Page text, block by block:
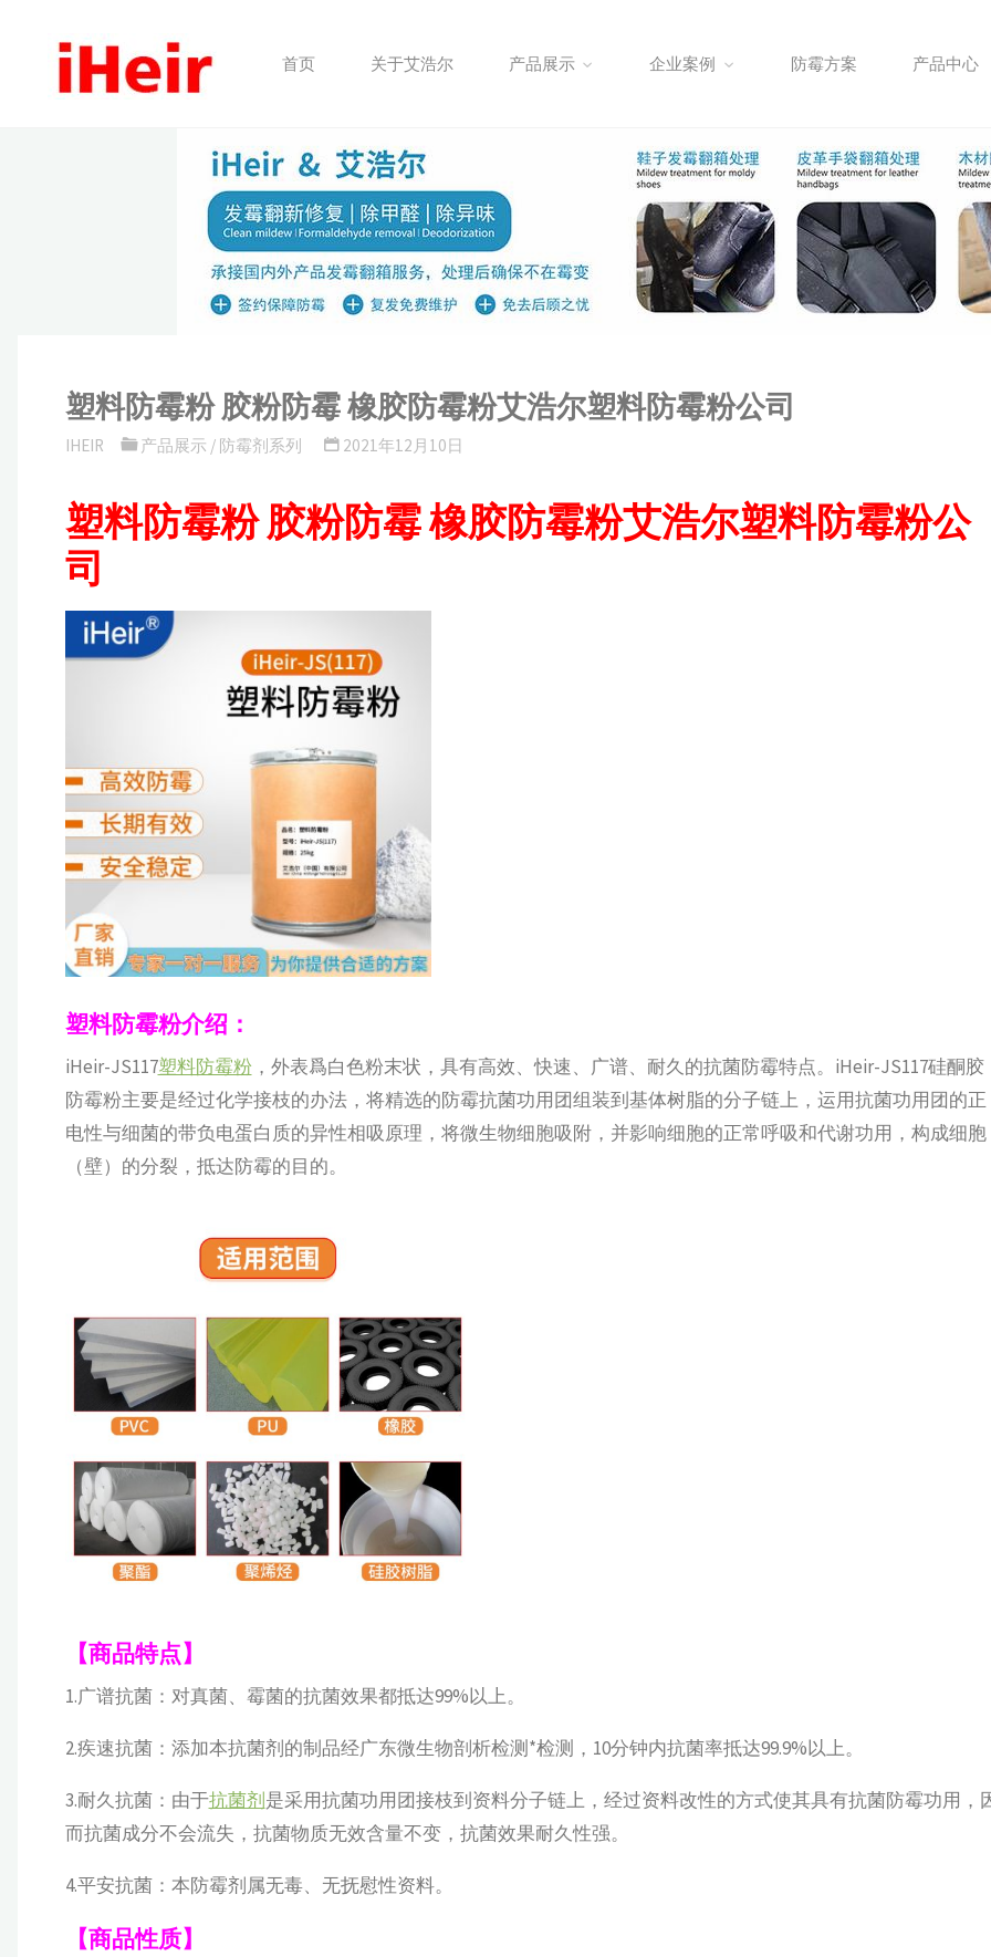
首页 关于艾浩尔 产品展示 企业案例 防霉方案 产品中心
塑料防霉粉 胶粉防霉 橡胶防霉粉艾浩尔塑料防霉粉公司
IHEIR 产品展示 / 防霉剂系列 2021年12月10日
塑料防霉粉 胶粉防霉 橡胶防霉粉艾浩尔塑料防霉粉公
司
塑料防霉粉介绍：
iHeir-JS117塑料防霉粉，外表爲白色粉末状，具有高效、快速、广谱、耐久的抗菌防霉特点。iHeir-JS117硅酮胶
防霉粉主要是经过化学接枝的办法，将精选的防霉抗菌功用团组装到基体树脂的分子链上，运用抗菌功用团的正
电性与细菌的带负电蛋白质的异性相吸原理，将微生物细胞吸附，并影响细胞的正常呼吸和代谢功用，构成细胞
（壁）的分裂，抵达防霉的目的。
【商品特点】
1.广谱抗菌：对真菌、霉菌的抗菌效果都抵达99%以上。
2.疾速抗菌：添加本抗菌剂的制品经广东微生物剖析检测*检测，10分钟内抗菌率抵达99.9%以上。
3.耐久抗菌：由于抗菌剂是采用抗菌功用团接枝到资料分子链上，经过资料改性的方式使其具有抗菌防霉功用，
而抗菌成分不会流失，抗菌物质无效含量不变，抗菌效果耐久性强。
4.平安抗菌：本防霉剂属无毒、无抚慰性资料。
【商品性质】